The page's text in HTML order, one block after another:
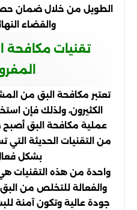
الطويل من خلال ضمان
والقضاء
تقنيات مكافحة
تعتبر مكافحة البق من
الكثيرون، ولذلك فإن
عملية مكافحة البق أصبح
من التقنيات الحديثة
بشكل
واحدة من هذه التقنيات
والفعالة للتخلص من
جودة عالية وتكون آمنة